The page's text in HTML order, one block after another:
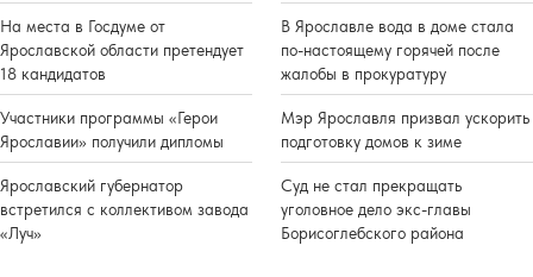
На места в Госдуме от
Ярославской области претендует
18 кандидатов
Участники программы «Герои
Ярославии» получили дипломы
Ярославский губернатор
встретился с коллективом завода
«Луч»
В Ярославле вода в доме стала
по-настоящему горячей после
жалобы в прокуратуру
Мэр Ярославля призвал ускорить
подготовку домов к зиме
Суд не стал прекращать
уголовное дело экс-главы
Борисоглебского района